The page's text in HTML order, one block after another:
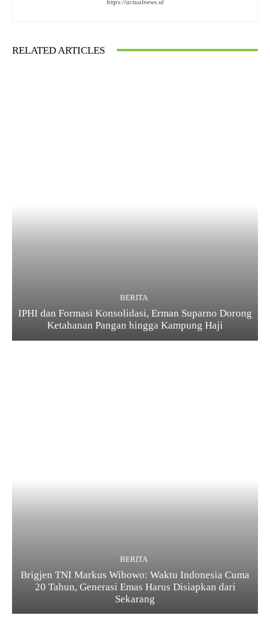
https://actualnews.id
RELATED ARTICLES
BERITA
IPHI dan Formasi Konsolidasi, Erman Suparno Dorong
Ketahanan Pangan hingga Kampung Haji
BERITA
Brigjen TNI Markus Wibowo: Waktu Indonesia Cuma
20 Tahun, Generasi Emas Harus Disiapkan dari
Sekarang